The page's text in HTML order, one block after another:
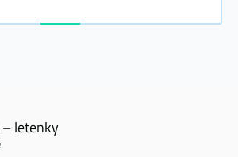
– letenky